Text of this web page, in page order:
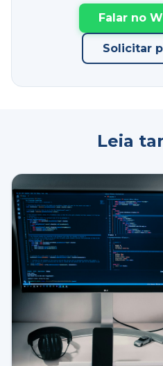
Falar no
Solicitar
Leia